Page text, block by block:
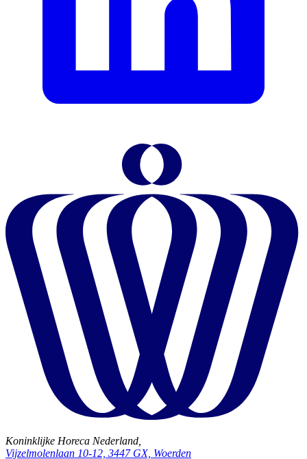
Koninklijke Horeca Nederland,
Vijzelmolenlaan 10-12, 3447 GX, Woerden